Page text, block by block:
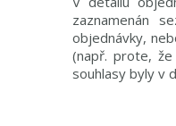
zaznamenán
objednávky,
(např. prote,
souhlasy byly v